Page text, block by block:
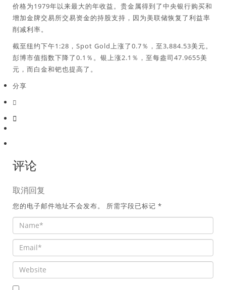
价格为1979年以来最大的年收益。贵金属得到了中央银行购买和
增加金牌交易所交易资金的持股支持，因为美联储恢复了利益率
削减利率。
截至纽约下午1:28，Spot Gold上涨了0.7％，至3,884.53美元。
彭博市值指数下降了0.1％。银上涨2.1％，至每盎司47.9655美
元，而白金和钯也提高了。
分享
评论
取消回复
您的电子邮件地址不会发布。 所需字段已标记 *